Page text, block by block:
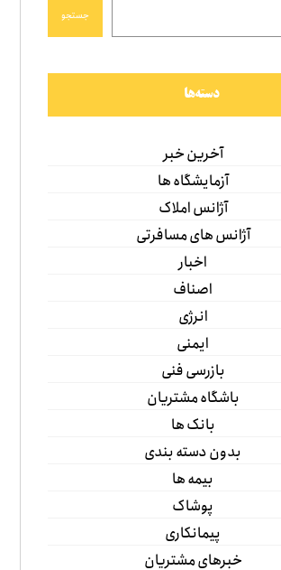
جستجو
دسته‌ها
آخرین خبر
آزمایشگاه ها
آژانس املاک
آژانس های مسافرتی
اخبار
اصناف
انرژی
ایمنی
بازرسی فنی
باشگاه مشتریان
بانک ها
بدون دسته بندی
بیمه ها
پوشاک
پیمانکاری
خبرهای مشتریان